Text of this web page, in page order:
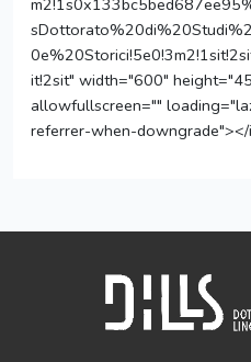
it!2sit" width="600"
allowfullscreen=""
referrer-when-downgrade"></